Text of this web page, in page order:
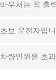
바우처는 꼭 출
초보 운전자입
차량인원을 초